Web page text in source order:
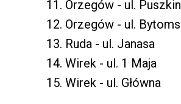
Orzegów - ul.
Orzegów - ul.
Ruda - ul. Janasa
Wirek - ul. 1 Maja
Wirek - ul. Główna